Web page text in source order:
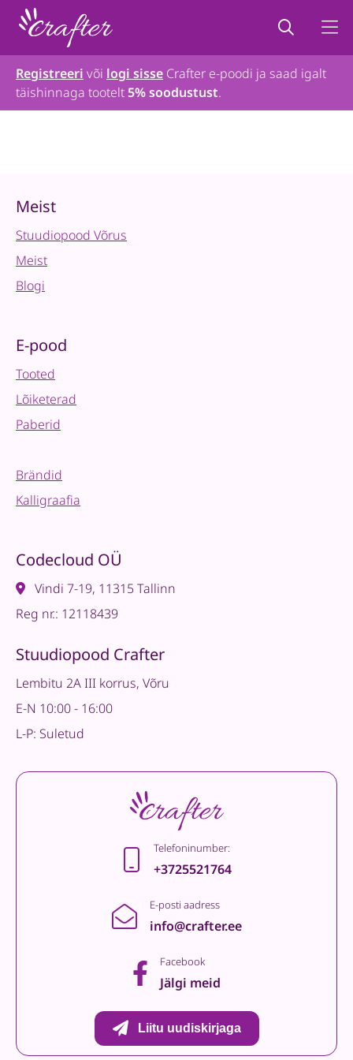
Registreeri või logi sisse Crafter e-poodi ja saad igalt
täishinnaga tootelt5% soodustust.
Meist
Stuudiopood Võrus
Meist
Blogi
E-pood
Tooted
Lõiketerad
Paberid
Brändid
Kalligraafia
Codecloud OÜ
Vindi 7-19, 11315 Tallinn
Reg nr.: 12118439
Stuudiopood Crafter
Lembitu 2A III korrus, Võru
E-N 10:00 - 16:00
L-P: Suletud
Telefoninumber:
+3725521764
E-posti aadress
info@crafter.ee
Facebook
Jälgi meid
Liitu uudiskirjaga